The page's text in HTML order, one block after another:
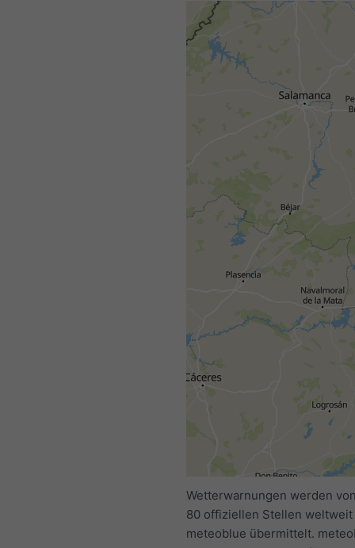
Wetterwarnungen werden
80 offiziellen Stellen weltweit
meteoblue übermittelt.